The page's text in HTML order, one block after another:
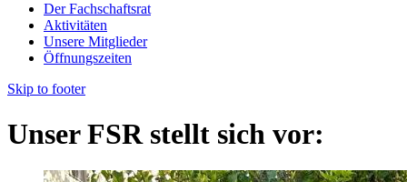
Der Fachschaftsrat
Aktivitäten
Unsere Mitglieder
Öffnungszeiten
Skip to footer
Unser FSR stellt sich vor: